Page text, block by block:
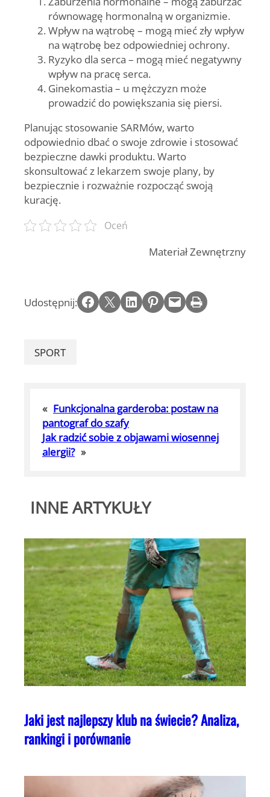
równowagę hormonalną w organizmie.
Wpływ na wątrobę – mogą mieć zły wpływ
na wątrobę bez odpowiedniej ochrony.
Ryzyko dla serca – mogą mieć negatywny
wpływ na pracę serca.
Ginekomastia – u mężczyzn może
prowadzić do powiększania się piersi.
Planując stosowanie SARMów, warto
odpowiednio dbać o swoje zdrowie i stosować
bezpieczne dawki produktu. Warto
skonsultować z lekarzem swoje plany, by
bezpiecznie i rozważnie rozpocząć swoją
kurację.
Oceń
Materiał Zewnętrzny
Udostępnij: Share on Facebook Email this Page Share on LinkedIn Share on Pinterest Email this Page Print this Page
SPORT
« Funkcjonalna garderoba: postaw na
pantograf do szafy
Jak radzić sobie z objawami wiosennej
alergii? »
INNE ARTYKUŁY
Jaki jest najlepszy klub na świecie? Analiza,
rankingi i porównanie